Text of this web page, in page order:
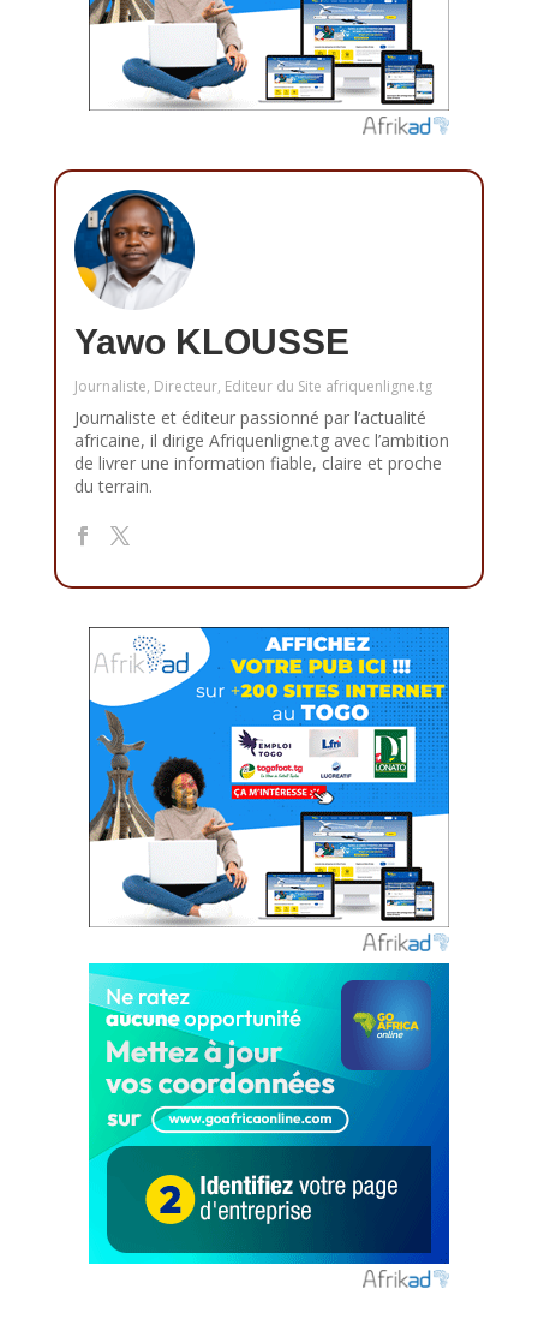
Yawo KLOUSSE
Journaliste, Directeur, Editeur du Site afriquenligne.tg
Journaliste et éditeur passionné par l’actualité
africaine, il dirige Afriquenligne.tg avec l’ambition
de livrer une information fiable, claire et proche
du terrain.